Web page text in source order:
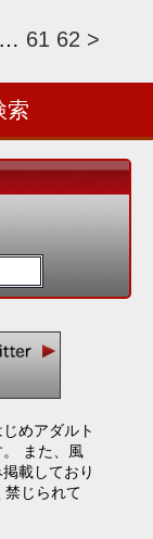
… 61 62 >
索
めアダルト
また、風
載しており
禁じられて